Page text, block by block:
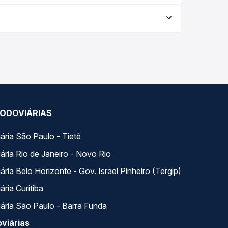
oferta para o seu roteiro.
São Paulo - Tietê
Rio de Janeiro - Novo Rio
Belo Horizonte - Gov. Israel Pinheiro (Tergip)
Curitiba
São Paulo - Barra Funda